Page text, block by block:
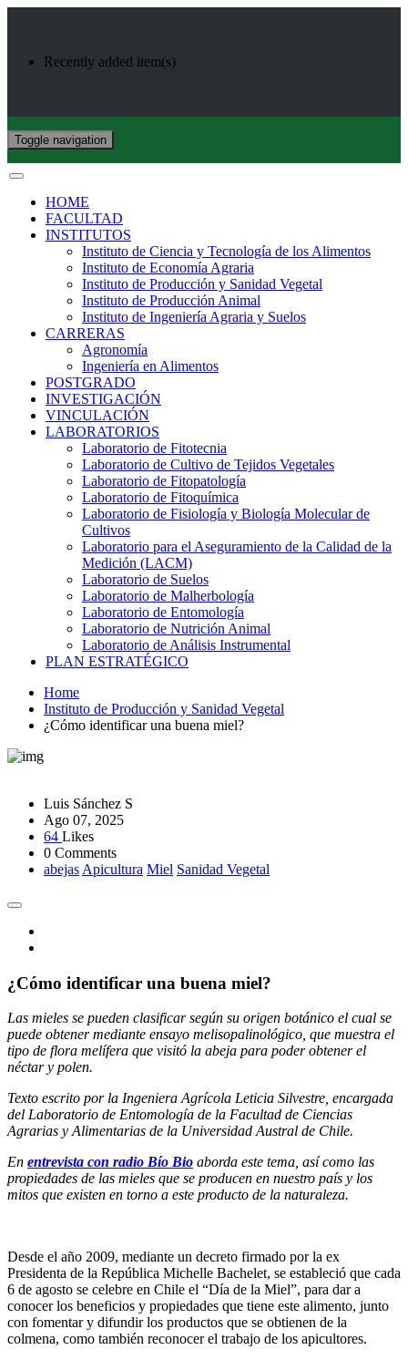
Recently added item(s)
Toggle navigation
HOME
FACULTAD
INSTITUTOS
Instituto de Ciencia y Tecnología de los Alimentos
Instituto de Economía Agraria
Instituto de Producción y Sanidad Vegetal
Instituto de Producción Animal
Instituto de Ingeniería Agraria y Suelos
CARRERAS
Agronomía
Ingeniería en Alimentos
POSTGRADO
INVESTIGACIÓN
VINCULACIÓN
LABORATORIOS
Laboratorio de Fitotecnia
Laboratorio de Cultivo de Tejidos Vegetales
Laboratorio de Fitopatología
Laboratorio de Fitoquímica
Laboratorio de Fisiología y Biología Molecular de
Cultivos
Laboratorio para el Aseguramiento de la Calidad de la
Medición (LACM)
Laboratorio de Suelos
Laboratorio de Malherbología
Laboratorio de Entomología
Laboratorio de Nutrición Animal
Laboratorio de Análisis Instrumental
PLAN ESTRATÉGICO
Home
Instituto de Producción y Sanidad Vegetal
¿Cómo identificar una buena miel?
Luis Sánchez S
Ago 07, 2025
64 Likes
0 Comments
abejas Apicultura Miel Sanidad Vegetal
¿Cómo identificar una buena miel?
Las mieles se pueden clasificar según su origen botánico el cual se
puede obtener mediante ensayo melisopalinológico, que muestra el
tipo de flora melífera que visitó la abeja para poder obtener el
néctar y polen.
Texto escrito por la Ingeniera Agrícola Leticia Silvestre, encargada
del Laboratorio de Entomología de la Facultad de Ciencias
Agrarias y Alimentarias de la Universidad Austral de Chile.
En entrevista con radio Bío Bio aborda este tema, así como las
propiedades de las mieles que se producen en nuestro país y los
mitos que existen en torno a este producto de la naturaleza.
Desde el año 2009, mediante un decreto firmado por la ex
Presidenta de la República Michelle Bachelet, se estableció que cada
6 de agosto se celebre en Chile el “Día de la Miel”, para dar a
conocer los beneficios y propiedades que tiene este alimento, junto
con fomentar y difundir los productos que se obtienen de la
colmena, como también reconocer el trabajo de los apicultores.